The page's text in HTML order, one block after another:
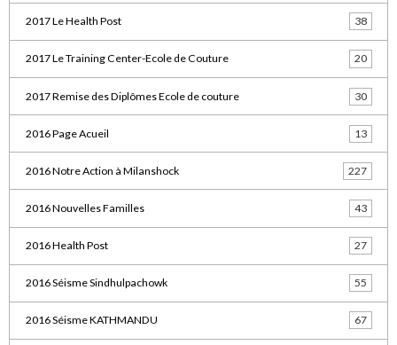
2017 Le Health Post 38
2017 Le Training Center-Ecole de Couture 20
2017 Remise des Diplômes Ecole de couture 30
2016 Page Acueil 13
2016 Notre Action à Milanshock 227
2016 Nouvelles Familles 43
2016 Health Post 27
2016 Séisme Sindhulpachowk 55
2016 Séisme KATHMANDU 67